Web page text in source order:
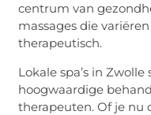
centrum van
massages die
therapeutisch.
Lokale spa’s in
hoogwaardige
therapeuten. Of je nu